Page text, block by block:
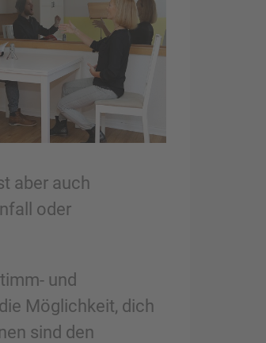
aber auch
oder
und
Möglichkeit, dich
sind den